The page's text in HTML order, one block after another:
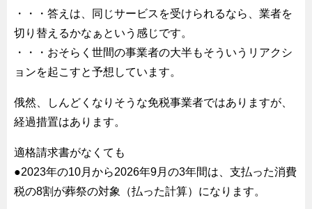
・・・答えは、同じサービスを受けられるなら、業者を
切り替えるかなぁという感じです。
・・・おそらく世間の事業者の大半もそういうリアクシ
ョンを起こすと予想しています。
俄然、しんどくなりそうな免税事業者ではありますが、
経過措置はあります。
適格請求書がなくても
●2023年の10月から2026年9月の3年間は、支払った消費
税の8割が葬祭の対象（払った計算）になります。